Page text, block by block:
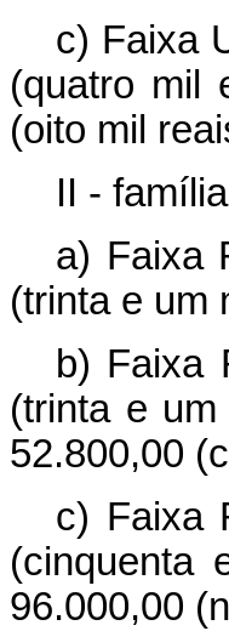
c) Faixa
(quatro mil
(oito mil
II -
a) Faixa
(trinta e um
b) Faixa
(trinta e
52.800,00
c) Faixa
(cinquenta
96.000,00